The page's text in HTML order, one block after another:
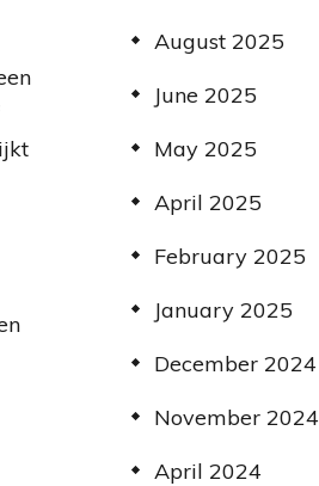
August 2025
June 2025
May 2025
April 2025
February 2025
January 2025
December 2024
November 2024
April 2024